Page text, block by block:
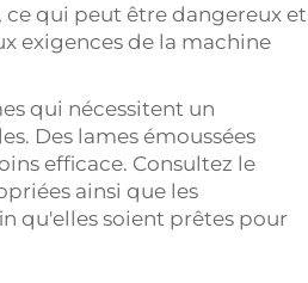
qui peut être dangereux et
exigences de la machine
qui nécessitent un
Des lames émoussées
efficace. Consultez le
ainsi que les
qu'elles soient prêtes pour